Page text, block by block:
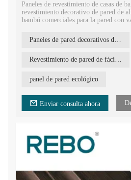
Paneles de revestimiento de casas de
revestimiento decorativo de pared de
bambú comerciales para la pared con
Paneles de pared de bambú OEM,
de material de construcción ecológico
Revestimiento exterior de casa de
hecho de fibras de bambú
resistente y duradero.
Paneles de pared decorativos de naturaleza
Revestimiento de pared de fácil instalación
panel de pared ecológico
Enviar consulta ahora